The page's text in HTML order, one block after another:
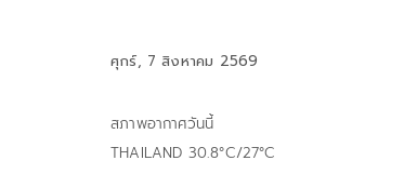
ศุกร์, 7 สิงหาคม 2569
สภาพอากาศวันนี้
THAILAND 30.8°C/27°C